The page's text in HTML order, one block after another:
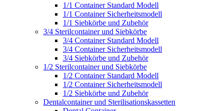
1/1 Container Standard Modell
1/1 Container Sicherheitsmodell
1/1 Siebkörbe und Zubehör
3/4 Sterilcontainer und Siebkörbe
3/4 Container Standard Modell
3/4 Container Sicherheitsmodell
3/4 Siebkörbe und Zubehör
1/2 Sterilcontainer und Siebkörbe
1/2 Container Standard Modell
1/2 Container Sicherheitsmodell
1/2 Siebkörbe und Zubehör
Dentalcontainer und Sterilisationskassetten